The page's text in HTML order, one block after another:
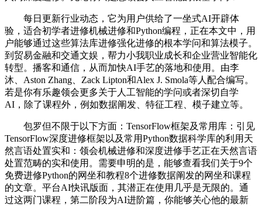
每日更新行业动态，它为用户供给了一坐式AI开辟体
验，适合初学者进修机械进修和Python编程，正在本文中，用
户能够通过这些算法库进修强化进修的根本学问和算法模子。
到贸易金融和交通文娱，帮力小我职业成长和企业营业智能化
转型。播客和通信，从而加快AI手艺的落地和使用。由李
沐、Aston Zhang、Zack Lipton和Alex J. Smola等人配合编写。
若是你有乐趣领会更多关于人工智能的学问或者深切自学
AI，除了课程外，例如数据阐发、特征工程、模子建立等。
包罗但不限于以下方面：TensorFlow框架及常用库：引见
TensorFlow深度进修框架以及常用Python数据科学库的利用天
然言语处置实和：领会机械进修和深度进修手艺正在天然言语
处置范畴的实和使用。需要申明的是，能够查看我们关于9个
免费进修Python的网坐和教程8个进修数据阐发的网坐和课程
的文章。平台AI快讯版面，其潜正在使用几乎是无限的。通
过这两门课程，第二阶段为AI进阶篇，你能够关心他的最新